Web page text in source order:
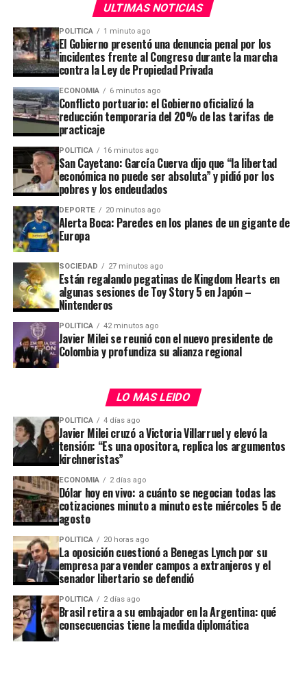
participación salarial y el producto queden
permanentemente en un nivel inferior.
de transición que se disipa: es una propiedad de la
estabilidad.Menor inflación de equilibrio se
corresponde con menor participación salarial de
equilibrio y con márgenes de ganancia más altos.
Al prohibirle por ley al BCRA considerar el empleo o la
equidad, la nueva Carta Orgánica no está despolitizando
la moneda;está decidiendo legalmente que el costo
del ajuste recaiga siempre sobre los trabajadores.
ADVERTISEMENT
La objeción inmediata es que la inflación también castiga
a los trabajadores, fundamentalmente a aquellos de
menores ingresos (Ravenna y Walsh (2025)). Es cierta y
está documentada. En un trabajo reciente, Afrouzi,
Blanco, Drenik y Hurst (2026) muestran que los salarios
Los bonos soberanos en dólares -Bonares y Globales-
registran números mixtos, mientras que elriesgo país
de JP Morgan aumenta en 13 unidades para la
ULTIMAS NOTICIAS
POLITICA 1 minuto ago
El Gobierno presentó una denuncia penal por los
incidentes frente al Congreso durante la marcha
contra la Ley de Propiedad Privada
ECONOMIA 6 minutos ago
Conflicto portuario: el Gobierno oficializó la
reducción temporaria del 20% de las tarifas de
practicaje
POLITICA 16 minutos ago
San Cayetano: García Cuerva dijo que “la libertad
económica no puede ser absoluta” y pidió por los
pobres y los endeudados
DEPORTE 20 minutos ago
Alerta Boca: Paredes en los planes de un gigante de
Europa
SOCIEDAD 27 minutos ago
Están regalando pegatinas de Kingdom Hearts en
algunas sesiones de Toy Story 5 en Japón –
Nintenderos
POLITICA 42 minutos ago
Javier Milei se reunió con el nuevo presidente de
Colombia y profundiza su alianza regional
LO MAS LEIDO
POLITICA 4 días ago
Javier Milei cruzó a Victoria Villarruel y elevó la
tensión: “Es una opositora, replica los argumentos
kirchneristas”
ECONOMIA 2 días ago
Dólar hoy en vivo: a cuánto se negocian todas las
cotizaciones minuto a minuto este miércoles 5 de
agosto
POLITICA 20 horas ago
La oposición cuestionó a Benegas Lynch por su
empresa para vender campos a extranjeros y el
senador libertario se defendió
POLITICA 2 días ago
Brasil retira a su embajador en la Argentina: qué
consecuencias tiene la medida diplomática